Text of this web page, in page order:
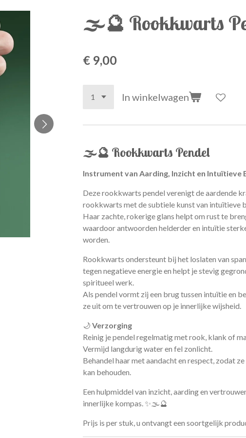
🌫️🔮 Rookkwarts
€ 9,00
In winkelwagen
🌫️🔮 Rookkwarts Pendel
Instrument van Aarding, Inzicht en Intuïtieve
Deze rookkwarts pendel verenigt de aardende
rookkwarts met de subtiele kunst van intuïtieve
Haar zachte, rokerige glans helpt om rust te
waardoor antwoorden helderder en intuïtie
worden.
Rookkwarts ondersteunt bij het loslaten van
tegen negatieve energie en helpt je stevig
spiritueel werk.
Als pendel vormt zij een brug tussen intuïtie en
ze uit om te vertrouwen op je innerlijke wijsheid.
🌙 Verzorging
Reinig je pendel regelmatig met rook, klank of
Vermijd langdurig water en fel zonlicht.
Behandel haar met aandacht en respect, zodat
kan behouden.
Een hulpmiddel van inzicht, aarding en
innerlijke kompas. ✨🌫️🔮
Prijs is per stuk, u ontvangt een soortgelijk